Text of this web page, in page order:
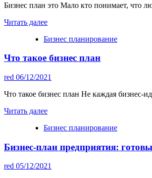
Бизнес план это Мало кто понимает, что
Читать далее
Бизнес планирование
Что такое бизнес план
red 06/12/2021
Что такое бизнес план Не каждая бизнес-
Читать далее
Бизнес планирование
Бизнес-план предприятия:
red 05/12/2021